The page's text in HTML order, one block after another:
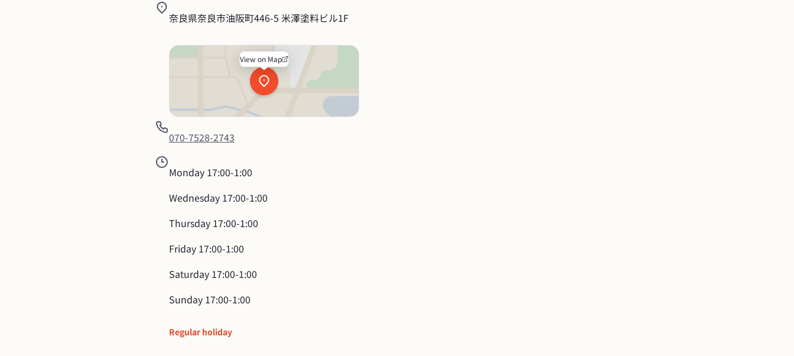
奈良県奈良市油阪町446-5 米澤塗料ビル1F
View on Map
070-7528-2743
Monday 17:00-1:00
Wednesday 17:00-1:00
Thursday 17:00-1:00
Friday 17:00-1:00
Saturday 17:00-1:00
Sunday 17:00-1:00
Regular holiday